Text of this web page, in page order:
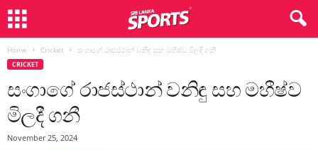
Home Cricket සංගාගේ රාජස්ථාන් වනිඳු සහ මහීෂ්ව මිලදී ගනී
CRICKET
සංගාගේ රාජස්ථාන් වනිඳු සහ මහීෂ්ව
මිලදී ගනී
November 25, 2024